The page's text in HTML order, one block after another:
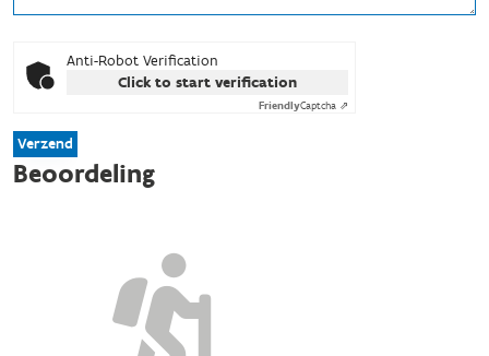
Anti-Robot Verification
Click to start verification
FriendlyCaptcha ⇗
Verzend
Beoordeling